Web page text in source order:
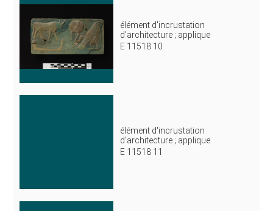
élément d'incrustation
d'architecture ; applique
E 11518 10
élément d'incrustation
d'architecture ; applique
E 11518 11